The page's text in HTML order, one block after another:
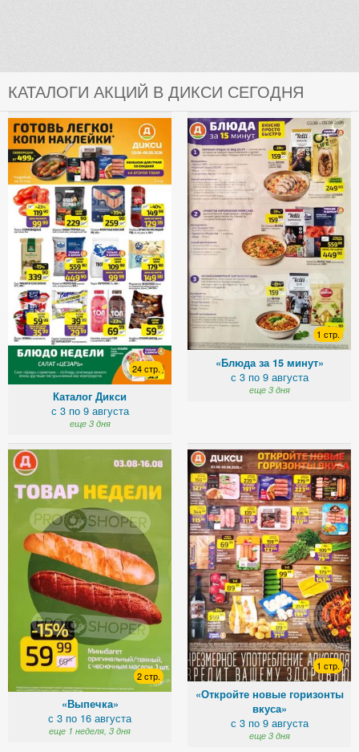
КАТАЛОГИ АКЦИЙ В ДИКСИ СЕГОДНЯ
24 стр.
Каталог Дикси
с 3 по 9 августа
еще 3 дня
1 стр.
«Блюда за 15 минут»
с 3 по 9 августа
еще 3 дня
2 стр.
«Выпечка»
с 3 по 16 августа
еще 1 неделя, 3 дня
1 стр.
«Откройте новые горизонты
вкуса»
с 3 по 9 августа
еще 3 дня